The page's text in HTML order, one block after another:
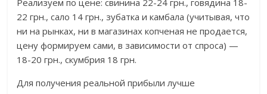
Реализуем по цене: свинина 22-24 грн., говядина 18-
22 грн., сало 14 грн., зубатка и камбала (учитывая, что
ни на рынках, ни в магазинах копченая не продается,
цену формируем сами, в зависимости от спроса) —
18-20 грн., скумбрия 18 грн.
Для получения реальной прибыли лучше